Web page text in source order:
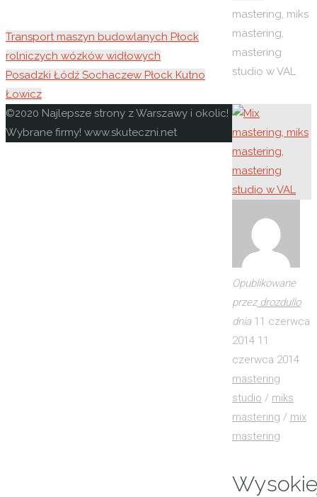
mastering, miks
mastering,
mastering
studio w VAL
Transport maszyn budowlanych Płock
rolniczych wózków widłowych
Posadzki Łódź Sochaczew Płock Kutno
Łowicz
Opublikowane
przez drozdullo
dnia 11 czerwca
2014 11
czerwca 2014
mastering
studio / miks
mastering / mix
mastering
Powrót
na
©2020 Najlepsze strony z Warszawy i okolic!
Wybrane firmy! www.skuteczni.net